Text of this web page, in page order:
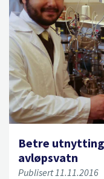
Betre
avløpsvatn
Publisert 11.11.2016